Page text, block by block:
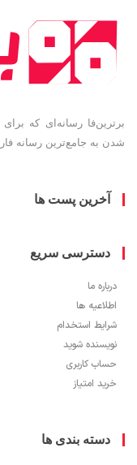
رسانه‌ای که برای
جامع‌ترین رسانه فارسی
پست ها
سریع
ها
استخدام
شوید
کاربری
امتیاز
بندی ها